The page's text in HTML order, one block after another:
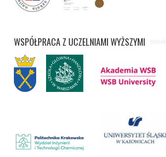
WSPÓŁPRACA Z UCZELNIAMI WYŻSZYMI